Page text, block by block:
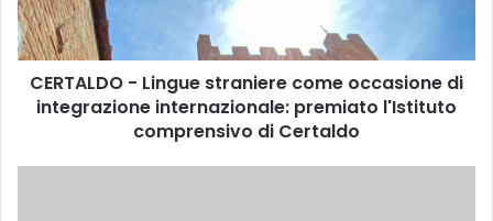
D
O
-
CERTALDO - Lingue straniere come occasione di
integrazione internazionale: premiato l'Istituto
comprensivo di Certaldo